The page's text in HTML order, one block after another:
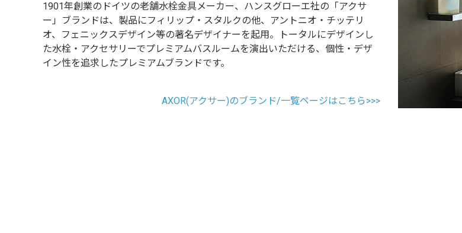
1901年創業のドイツの老舗水栓金具メーカー、ハンスグローエ社の「アクサ
ー」ブランドは、製品にフィリップ・スタルクの他、アントニオ・チッテリ
オ、フェニックスデザイン等の著名デザイナーを起用。トータルにデザインし
た水栓・アクセサリーでプレミアムバスルームを演出いただける、個性・デザ
イン性を追求したプレミアムブランドです。
AXOR(アクサー)のブランド/一覧ページはこちら>>>